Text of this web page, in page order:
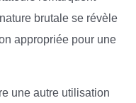
brutale se révèle
appropriée pour une
une autre utilisation